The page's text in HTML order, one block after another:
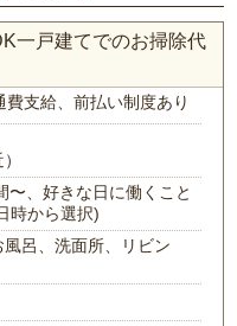
一戸建てでのお掃除代
費支給、前払い制度あり
〜、好きな日に働くこと
時から選択)
呂、洗面所、リビン